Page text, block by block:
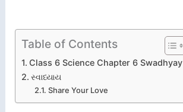
Table of Contents
Class 6 Science Chapter 6 Swadhyay
સ્વાધ્યાય
Share Your Love